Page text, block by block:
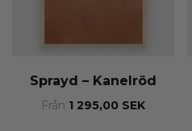
Sprayd – Kanelröd
Från 1 295,00 SEK